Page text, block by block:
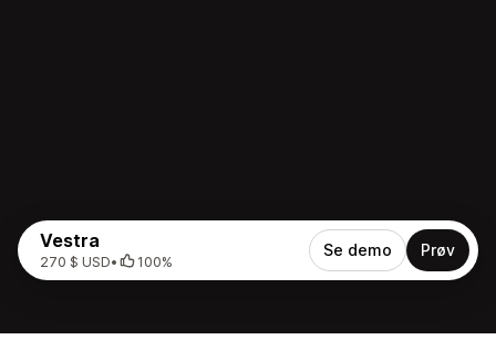
Vestra
270 $ USD• 100%
Se demo Prøv